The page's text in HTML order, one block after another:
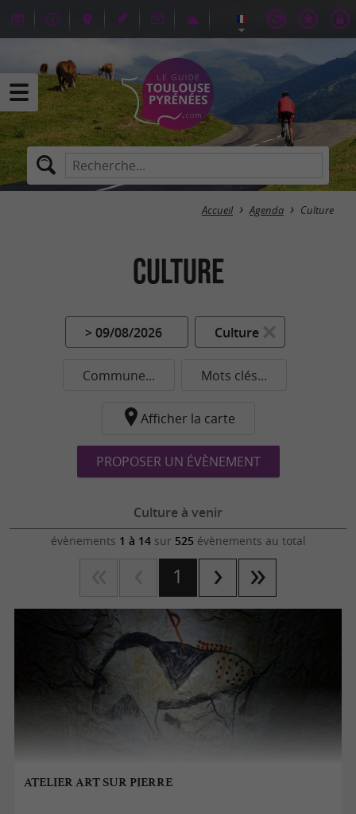
Accueil Agenda Culture
Culture
> 09/08/2026 Culture
Commune... Mots clés...
Afficher la carte
PROPOSER UN ÉVÈNEMENT
Culture à venir
évènements 1 à 14sur 525 évènements au total
1
ATELIER ART SUR PIERRE